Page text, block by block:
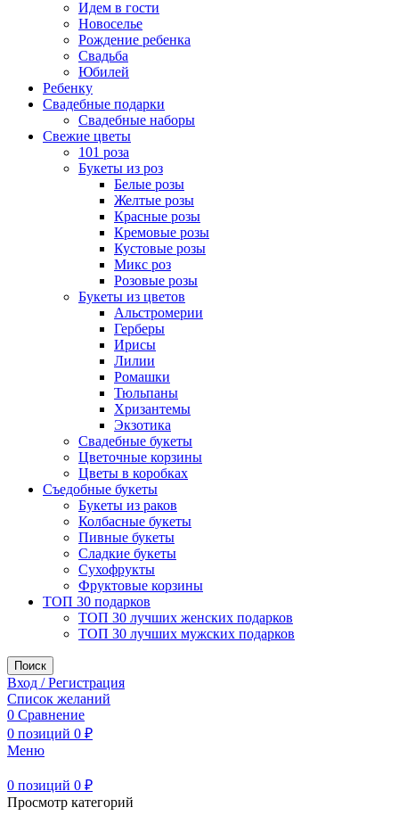
Идем в гости
Новоселье
Рождение ребенка
Свадьба
Юбилей
Ребенку
Свадебные подарки
Свадебные наборы
Свежие цветы
101 роза
Букеты из роз
Белые розы
Желтые розы
Красные розы
Кремовые розы
Кустовые розы
Микс роз
Розовые розы
Букеты из цветов
Альстромерии
Герберы
Ириcы
Лилии
Ромашки
Тюльпаны
Хризантемы
Экзотика
Свадебные букеты
Цветочные корзины
Цветы в коробках
Съедобные букеты
Букеты из раков
Колбасные букеты
Пивные букеты
Сладкие букеты
Сухофрукты
Фруктовые корзины
ТОП 30 подарков
ТОП 30 лучших женских подарков
ТОП 30 лучших мужских подарков
Поиск
Вход / Регистрация
Список желаний
0 Сравнение
0 позиций 0 ₽
Меню
0 позиций 0 ₽
Просмотр категорий